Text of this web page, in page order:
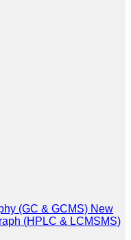
(GC & GCMS) New
(HPLC & LCMSMS)